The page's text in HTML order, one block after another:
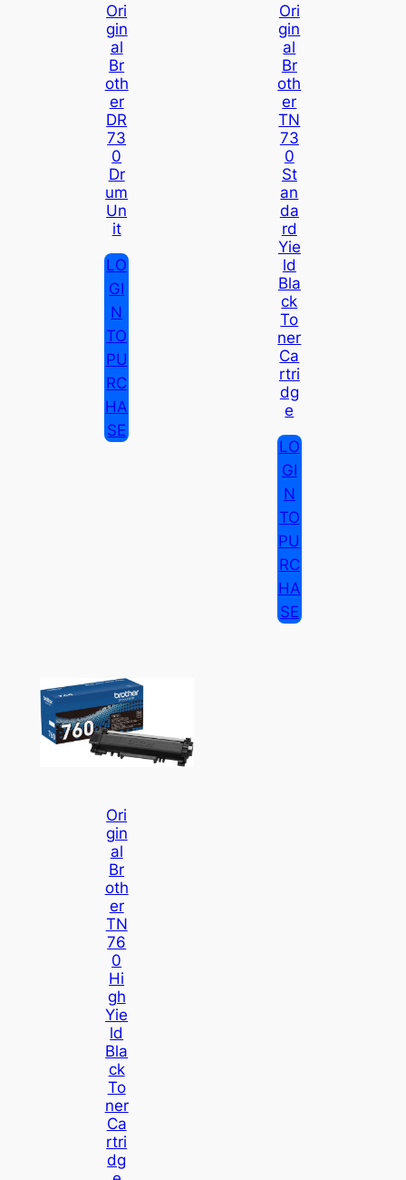
Ori
Gin
Al
Br
Oth
Er
DR
73
0
Dr
Um
Un
It
LO
GI
N
TO
PU
RC
HA
SE
Ori
Gin
Al
Br
Oth
Er
TN
73
0
St
An
Da
Rd
Yie
Ld
Bla
Ck
To
Ner
Ca
Rtri
Dg
E
LO
GI
N
TO
PU
RC
HA
SE
Ori
Gin
Al
Br
Oth
Er
TN
76
0
Hi
Gh
Yie
Ld
Bla
Ck
To
Ner
Ca
Rtri
Dg